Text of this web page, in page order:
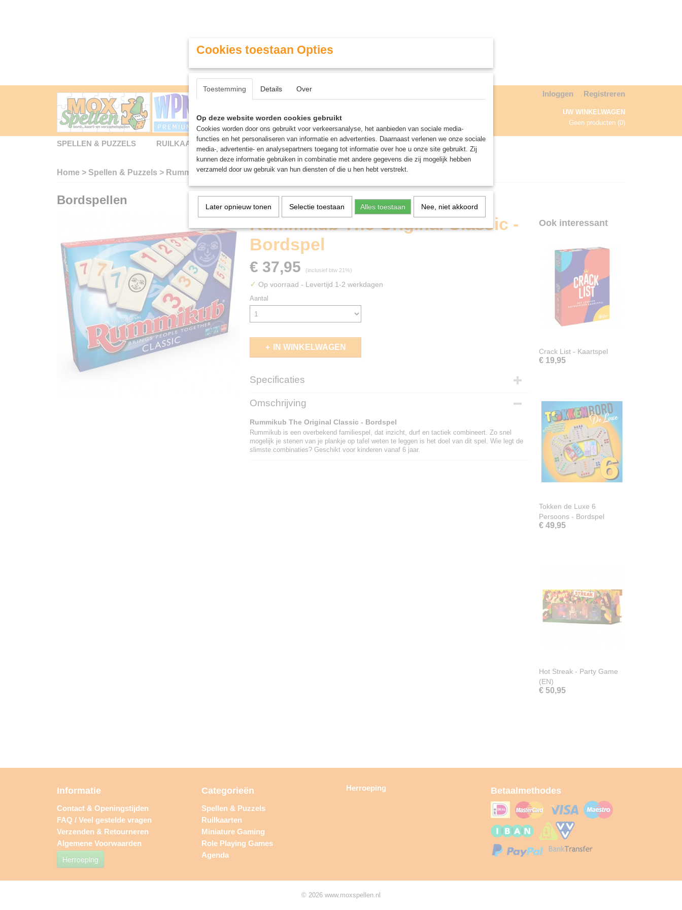
Contact & Openingstijden Inloggen Registreren
UW WINKELWAGEN
Geen producten (0)
SPELLEN & PUZZELS RUILKAARTEN MINIATURE GAMING ROLE PLAYING GAMES AGENDA
Home > Spellen & Puzzels > Rummikub The Original Classic - Bordspel
Bordspellen
Rummikub The Original Classic -
Bordspel
€ 37,95 (inclusief btw 21%)
✓ Op voorraad - Levertijd 1-2 werkdagen
Aantal
IN WINKELWAGEN
Specificaties
EAN code
Omschrijving
Rummikub The Original Classic - Bordspel
Rummikub is een overbekend familiespel, dat inzicht, durf en tactiek combineert. Zo snel
mogelijk je stenen van je plankje op tafel weten te leggen is het doel van dit spel. Wie legt de
slimste combinaties? Geschikt voor kinderen vanaf 6 jaar.
Ook interessant
Crack List - Kaartspel
€ 19,95
Tokken de Luxe 6
Persoons - Bordspel
€ 49,95
Hot Streak - Party Game
(EN)
€ 50,95
Informatie
Contact & Openingstijden
FAQ / Veel gestelde vragen
Verzenden & Retourneren
Algemene Voorwaarden
Herroeping
Categorieën
Spellen & Puzzels
Ruilkaarten
Miniature Gaming
Role Playing Games
Agenda
Herroeping Betaalmethodes
© 2026 www.moxspellen.nl
Cookies toestaan Opties
Toestemming Details Over
Op deze website worden cookies gebruikt
Cookies worden door ons gebruikt voor verkeersanalyse, het aanbieden van sociale media-
functies en het personaliseren van informatie en advertenties. Daarnaast verlenen we onze sociale
media-, advertentie- en analysepartners toegang tot informatie over hoe u onze site gebruikt. Zij
kunnen deze informatie gebruiken in combinatie met andere gegevens die zij mogelijk hebben
verzameld door uw gebruik van hun diensten of die u hen hebt verstrekt.
Later opnieuw tonen Selectie toestaan Alles toestaan Nee, niet akkoord